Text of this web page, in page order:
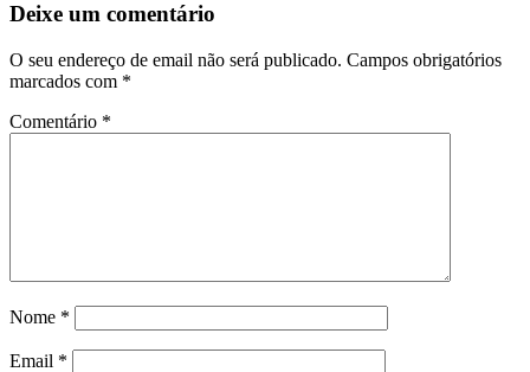
Deixe um comentário
O seu endereço de email não será publicado. Campos obrigatórios
marcados com *
Comentário *
Nome *
Email *